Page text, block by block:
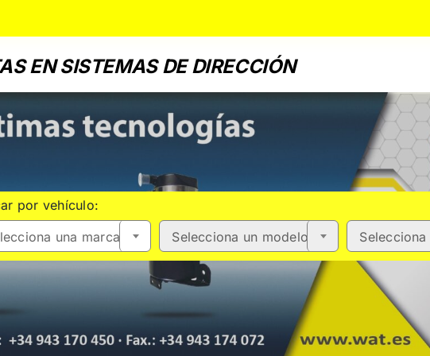
EN SISTEMAS DE DIRECCIÓN
por vehículo:
una marca Selecciona un modelo